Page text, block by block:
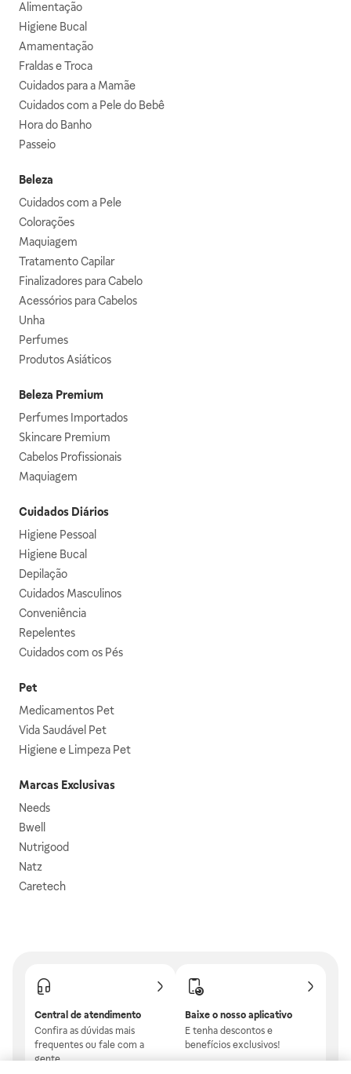
Alimentação
Higiene Bucal
Amamentação
Fraldas e Troca
Cuidados para a Mamãe
Cuidados com a Pele do Bebê
Hora do Banho
Passeio
Beleza
Cuidados com a Pele
Colorações
Maquiagem
Tratamento Capilar
Finalizadores para Cabelo
Acessórios para Cabelos
Unha
Perfumes
Produtos Asiáticos
Beleza Premium
Perfumes Importados
Skincare Premium
Cabelos Profissionais
Maquiagem
Cuidados Diários
Higiene Pessoal
Higiene Bucal
Depilação
Cuidados Masculinos
Conveniência
Repelentes
Cuidados com os Pés
Pet
Medicamentos Pet
Vida Saudável Pet
Higiene e Limpeza Pet
Marcas Exclusivas
Needs
Bwell
Nutrigood
Natz
Caretech
Central de atendimento
Confira as dúvidas mais
frequentes ou fale com a
gente.
Baixe o nosso aplicativo
E tenha descontos e
benefícios exclusivos!